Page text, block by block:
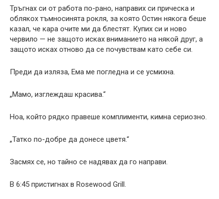
Тръгнах си от работа по-рано, направих си прическа и
облякох тъмносинята рокля, за която Остин някога беше
казал, че кара очите ми да блестят. Купих си и ново
червило — не защото исках вниманието на някой друг, а
защото исках отново да се почувствам като себе си.
Преди да изляза, Ема ме погледна и се усмихна.
„Мамо, изглеждаш красива.“
Ноа, който рядко правеше комплименти, кимна сериозно.
„Татко по-добре да донесе цветя.“
Засмях се, но тайно се надявах да го направи.
В 6:45 пристигнах в Rosewood Grill.